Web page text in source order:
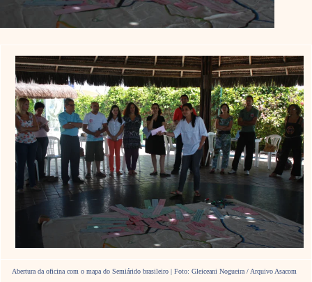
Abertura da oficina com o mapa do Semiárido brasileiro | Foto: Gleiceani Nogueira / Arquivo Asacom